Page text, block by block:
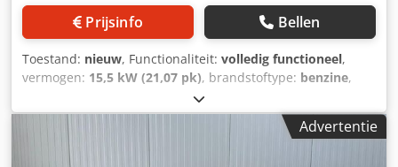
Prijsinfo Bellen
Toestand: nieuw, Functionaliteit: volledig functioneel,
vermogen: 15,5 kW (21,07 pk), brandstoftype: benzine,
, bedrijfsklaar gewicht:
Kaeser Mobilair M17 bouwcompressor incl. DLA (A) –
NIEUW | 1,0 m³/min volumestroom | 15 bar bedrijfsdruk |
Honda GX 630 benzinemotor Technische gegevens:
Advertentie